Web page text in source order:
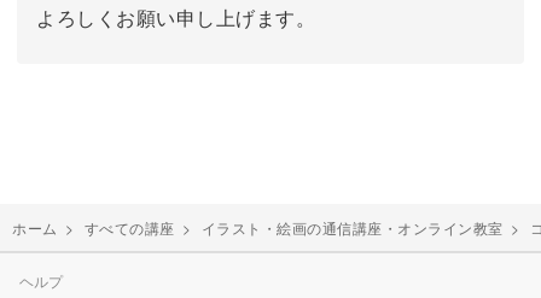
よろしくお願い申し上げます。
ホーム > すべての講座 > イラスト・絵画の通信講座・オンライン教室 >
ヘルプ